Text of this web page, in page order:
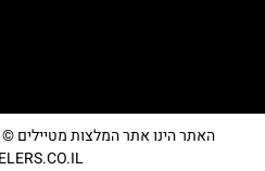
האתר הינו אתר המלצות מטיילים ©